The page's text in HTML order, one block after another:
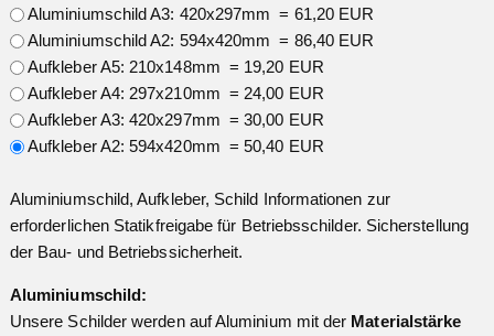
Aluminiumschild A3: 420x297mm = 61,20 EUR
Aluminiumschild A2: 594x420mm = 86,40 EUR
Aufkleber A5: 210x148mm = 19,20 EUR
Aufkleber A4: 297x210mm = 24,00 EUR
Aufkleber A3: 420x297mm = 30,00 EUR
Aufkleber A2: 594x420mm = 50,40 EUR
Aluminiumschild, Aufkleber, Schild Informationen zur
erforderlichen Statikfreigabe für Betriebsschilder. Sicherstellung
der Bau- und Betriebssicherheit.
Aluminiumschild:
Unsere Schilder werden auf Aluminium mit der Materialstärke